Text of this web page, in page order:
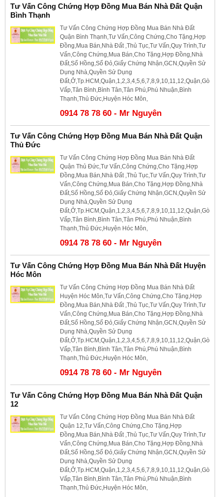
Tư Vấn Công Chứng Hợp Đồng Mua Bán Nhà Đất Quận
Bình Thạnh
Tư Vấn Công Chứng Hợp Đồng Mua Bán Nhà Đất
Quận Bình Thạnh,Tư Vấn,Công Chứng,Cho Tặng,Hợp
Đồng,Mua Bán,Nhà Đất ,Thủ Tục,Tư Vấn,Quy Trình,Tư
Vấn,Công Chứng,Mua Bán,Cho Tặng,Hợp Đồng,Nhà
Đất,Sổ Hồng,Sổ Đỏ,Giấy Chứng Nhận,GCN,Quyền Sử
Dụng Nhà,Quyền Sử Dụng
Đất,Ở,Tp.HCM,Quận,1,2,3,4,5,6,7,8,9,10,11,12,Quận,Gò
Vấp,Tân Bình,Bình Tân,Tân Phú,Phú Nhuận,Bình
Thạnh,Thủ Đức,Huyện Hóc Môn,
0914 78 78 60 - Mr Nguyên
Tư Vấn Công Chứng Hợp Đồng Mua Bán Nhà Đất Quận
Thủ Đức
Tư Vấn Công Chứng Hợp Đồng Mua Bán Nhà Đất
Quận Thủ Đức,Tư Vấn,Công Chứng,Cho Tặng,Hợp
Đồng,Mua Bán,Nhà Đất ,Thủ Tục,Tư Vấn,Quy Trình,Tư
Vấn,Công Chứng,Mua Bán,Cho Tặng,Hợp Đồng,Nhà
Đất,Sổ Hồng,Sổ Đỏ,Giấy Chứng Nhận,GCN,Quyền Sử
Dụng Nhà,Quyền Sử Dụng
Đất,Ở,Tp.HCM,Quận,1,2,3,4,5,6,7,8,9,10,11,12,Quận,Gò
Vấp,Tân Bình,Bình Tân,Tân Phú,Phú Nhuận,Bình
Thạnh,Thủ Đức,Huyện Hóc Môn,
0914 78 78 60 - Mr Nguyên
Tư Vấn Công Chứng Hợp Đồng Mua Bán Nhà Đất Huyện
Hóc Môn
Tư Vấn Công Chứng Hợp Đồng Mua Bán Nhà Đất
Huyện Hóc Môn,Tư Vấn,Công Chứng,Cho Tặng,Hợp
Đồng,Mua Bán,Nhà Đất ,Thủ Tục,Tư Vấn,Quy Trình,Tư
Vấn,Công Chứng,Mua Bán,Cho Tặng,Hợp Đồng,Nhà
Đất,Sổ Hồng,Sổ Đỏ,Giấy Chứng Nhận,GCN,Quyền Sử
Dụng Nhà,Quyền Sử Dụng
Đất,Ở,Tp.HCM,Quận,1,2,3,4,5,6,7,8,9,10,11,12,Quận,Gò
Vấp,Tân Bình,Bình Tân,Tân Phú,Phú Nhuận,Bình
Thạnh,Thủ Đức,Huyện Hóc Môn,
0914 78 78 60 - Mr Nguyên
Tư Vấn Công Chứng Hợp Đồng Mua Bán Nhà Đất Quận
12
Tư Vấn Công Chứng Hợp Đồng Mua Bán Nhà Đất
Quận 12,Tư Vấn,Công Chứng,Cho Tặng,Hợp
Đồng,Mua Bán,Nhà Đất ,Thủ Tục,Tư Vấn,Quy Trình,Tư
Vấn,Công Chứng,Mua Bán,Cho Tặng,Hợp Đồng,Nhà
Đất,Sổ Hồng,Sổ Đỏ,Giấy Chứng Nhận,GCN,Quyền Sử
Dụng Nhà,Quyền Sử Dụng
Đất,Ở,Tp.HCM,Quận,1,2,3,4,5,6,7,8,9,10,11,12,Quận,Gò
Vấp,Tân Bình,Bình Tân,Tân Phú,Phú Nhuận,Bình
Thạnh,Thủ Đức,Huyện Hóc Môn,